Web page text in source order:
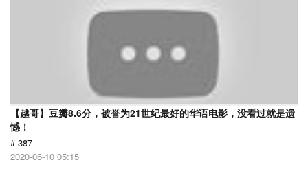
【越哥】豆瓣8.6分，被誉为21世纪最好的华语电影，没看过就是遗
憾！
# 387
2020-06-10 05:15